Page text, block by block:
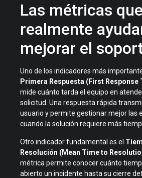
Las métricas que
realmente
mejorar el
Uno de los indicadores más
Primera Respuesta (First Response
mide cuánto tarda el equipo en
solicitud. Una respuesta rápida
usuario y permite gestionar mejor las
cuando la solución requiere más
Otro indicador fundamental es el
Resolución (Mean Time to
métrica permite conocer cuánto
abierto un incidente hasta su cierre